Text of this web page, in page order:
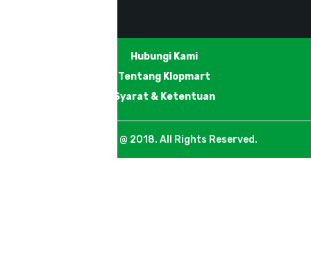
Hubungi Kami
Tentang Klopmart
Syarat & Ketentuan
PT. Klopmart @ 2018. All Rights Reserved.